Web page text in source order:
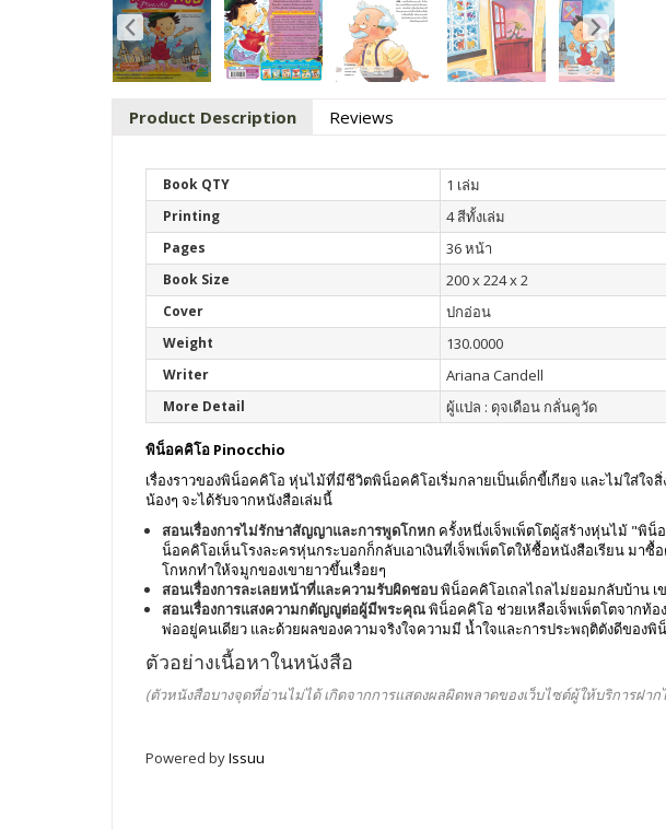
Product Description Reviews
Book QTY 1 เล่ม
Printing 4 สีทั้งเล่ม
Pages 36 หน้า
Book Size 200 x 224 x 2
Cover ปกอ่อน
Weight 130.0000
Writer Ariana Candell
More Detail ผู้แปล : ดุจเดือน กลั่นคูวัด
พิน็อคคิโอ Pinocchio
เรื่องราวของพิน็อคคิโอ หุ่นไม้ที่มีชีวิตพิน็อคคิโอเริ่มกลายเป็นเด็กขี้เกียจ และไม่ใส่ใ
น้องๆ จะได้รับจากหนังสือเล่มนี้
สอนเรื่องการไม่รักษาสัญญาและการพูดโกหก ครั้งหนึ่งเจ็พเพ็ตโตผู้สร้างหุ่นไม้ "พิ
น็อคคิโอเห็นโรงละครหุ่นกระบอกก็กลับเอาเงินที่เจ็พเพ็ตโตให้ซื้อหนังสือเรียน ม
โกหกทำให้จมูกของเขายาวขึ้นเรื่อยๆ
สอนเรื่องการละเลยหน้าที่และความรับผิดชอบพิน็อคคิโอเถลไถลไม่ยอมกลับบ้าน เ
สอนเรื่องการแสงความกตัญญูต่อผู้มีพระคุณพิน็อคคิโอ ช่วยเหลือเจ็พเพ็ตโตจากท้
พ่ออยู่คนเดียว และด้วยผลของความจริงใจความมี น้ำใจและการประพฤติตังดีของ
ตัวอย่างเนื้อหาในหนังสือ
(ตัวหนังสือบางจุดที่อ่านไม่ได้ เกิดจากการแสดงผลผิดพลาดของเว็บไซต์ผู้ให้บริการฝา
Powered byIssuu